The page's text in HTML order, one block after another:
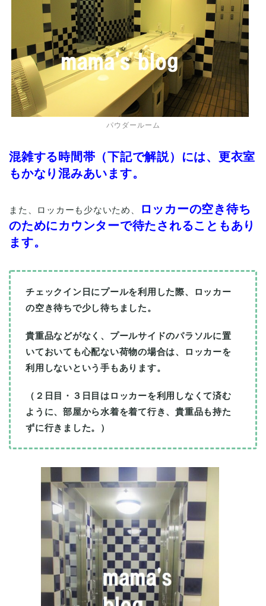
パウダールーム
混雑する時間帯（下記で解説）には、 更衣室
もかなり混みあいます。
また、ロッカーも少ないため、
ロッカーの空き待ち
のためにカウンターで待たされることもあり
ます。
チェックイン日にプールを利用した際、ロッカー
の空き待ちで少し待ちました。
貴重品などがなく、プールサイドのパラソルに置
いておいても心配ない荷物の場合は、ロッカーを
利用しないという手もあります。
（２日目・３日目はロッカーを利用しなくて済む
ように、部屋から水着を着て行き、貴重品も持た
ずに行きました。）